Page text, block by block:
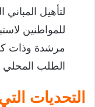
لتأهيل
للمواطنين
مرشدة وذات
الطلب
التحديات